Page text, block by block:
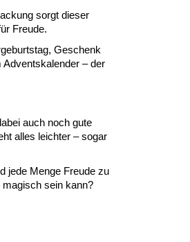
sorgt dieser
Freude.
Geschenk
– der
auch noch gute
alles leichter – sogar
jede Menge Freude zu
sein kann?